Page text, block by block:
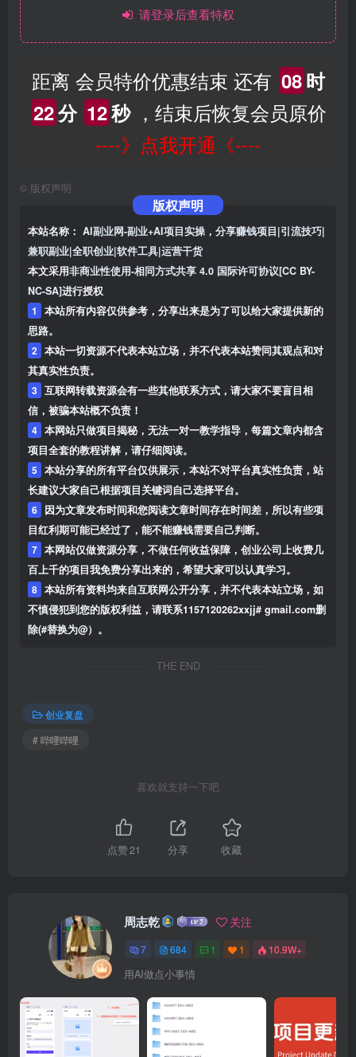
请登录后查看特权
距离 会员特价优惠结束 还有 08时
22分 11秒，结束后恢复会员原价
----》点我开通《----
© 版权声明
版权声明
本站名称： AI副业网-副业+AI项目实操，分享赚钱项目|引流技巧|
兼职副业|全职创业|软件工具|运营干货
本文采用非商业性使用-相同方式共享 4.0 国际许可协议[CC BY-
NC-SA]进行授权
1
本站所有内容仅供参考，分享出来是为了可以给大家提供新的
思路。
2 本站一切资源不代表本站立场，并不代表本站赞同其观点和对
其真实性负责。
3 互联网转载资源会有一些其他联系方式，请大家不要盲目相
信，被骗本站概不负责！
4 本网站只做项目揭秘，无法一对一教学指导，每篇文章内都含
项目全套的教程讲解，请仔细阅读。
5 本站分享的所有平台仅供展示，本站不对平台真实性负责，站
长建议大家自己根据项目关键词自己选择平台。
6 因为文章发布时间和您阅读文章时间存在时间差，所以有些项
目红利期可能已经过了，能不能赚钱需要自己判断。
7 本网站仅做资源分享，不做任何收益保障，创业公司上收费几
百上千的项目我免费分享出来的，希望大家可以认真学习。
8 本站所有资料均来自互联网公开分享，并不代表本站立场，如
不慎侵犯到您的版权利益，请联系1157120262xxjj# gmail.com删
除(#替换为@）。
THE END
创业复盘
# 哔哩哔哩
喜欢就支持一下吧
点赞21 分享 收藏
周志乾 关注
7 684 1 1 10.9W+
用AI做点小事情